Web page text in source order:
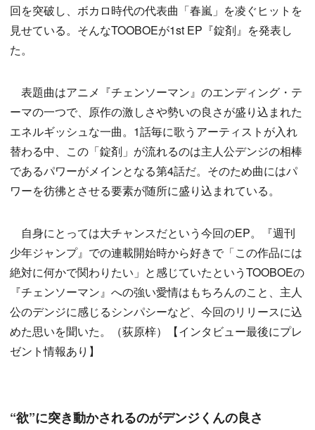
回を突破し、ボカロ時代の代表曲「春嵐」を凌ぐヒットを
見せている。そんなTOOBOEが1st EP『錠剤』を発表し
た。
表題曲はアニメ『チェンソーマン』のエンディング・テ
ーマの一つで、原作の激しさや勢いの良さが盛り込まれた
エネルギッシュな一曲。1話毎に歌うアーティストが入れ
替わる中、この「錠剤」が流れるのは主人公デンジの相棒
であるパワーがメインとなる第4話だ。そのため曲にはパ
ワーを彷彿とさせる要素が随所に盛り込まれている。
自身にとっては大チャンスだという今回のEP。『週刊
少年ジャンプ』での連載開始時から好きで「この作品には
絶対に何かで関わりたい」と感じていたというTOOBOEの
『チェンソーマン』への強い愛情はもちろんのこと、主人
公のデンジに感じるシンパシーなど、今回のリリースに込
めた思いを聞いた。（荻原梓）【インタビュー最後にプレ
ゼント情報あり】
“欲”に突き動かされるのがデンジくんの良さ